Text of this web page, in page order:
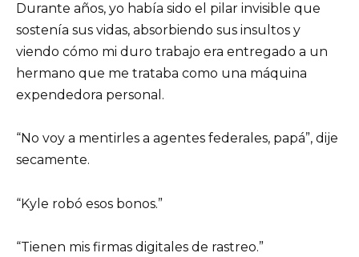
Durante años, yo había sido el pilar invisible que
sostenía sus vidas, absorbiendo sus insultos y
viendo cómo mi duro trabajo era entregado a un
hermano que me trataba como una máquina
expendedora personal.
“No voy a mentirles a agentes federales, papá”, dije
secamente.
“Kyle robó esos bonos.”
“Tienen mis firmas digitales de rastreo.”